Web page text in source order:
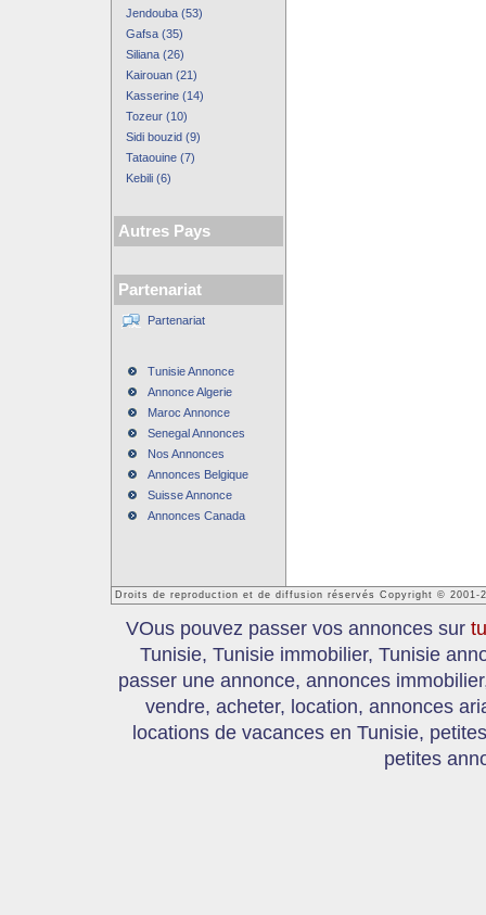
Jendouba (53)
Gafsa (35)
Siliana (26)
Kairouan (21)
Kasserine (14)
Tozeur (10)
Sidi bouzid (9)
Tataouine (7)
Kebili (6)
Autres Pays
Partenariat
Partenariat
Tunisie Annonce
Annonce Algerie
Maroc Annonce
Senegal Annonces
Nos Annonces
Annonces Belgique
Suisse Annonce
Annonces Canada
Droits de reproduction et de diffusion réservés Copyright © 2001-
VOus pouvez passer vos annonces sur
Tunisie, Tunisie immobilier, Tunisie
passer une annonce, annonces
vendre, acheter, location, annonces
locations de vacances en Tunisie,
petites